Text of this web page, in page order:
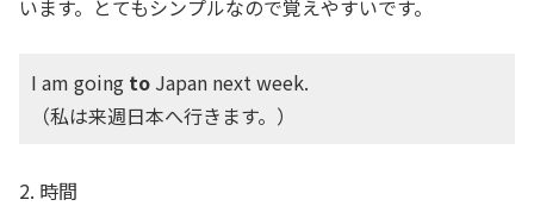
います。とてもシンプルなので覚えやすいです。
I am going to Japan next week.
（私は来週日本へ行きます。）
2. 時間